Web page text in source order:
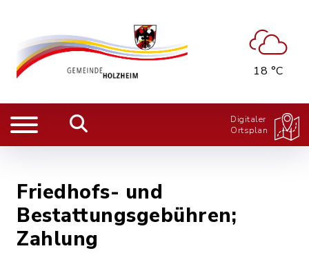
18 °C
Digitaler
Ortsplan
Friedhofs- und
Bestattungsgebühren;
Zahlung